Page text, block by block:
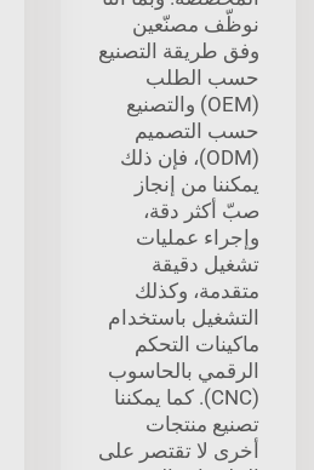
نوظّف مصنّعين
وفق طريقة التصنيع
حسب الطلب
(OEM) والتصنيع
حسب التصميم
(ODM)، فإن ذلك
يمكننا من إنجاز
صبّ أكثر دقة،
وإجراء عمليات
تشغيل دقيقة
متقدمة، وكذلك
التشغيل باستخدام
ماكينات التحكم
الرقمي بالحاسوب
(CNC). كما يمكننا
تصنيع منتجات
أخرى لا تقتصر على